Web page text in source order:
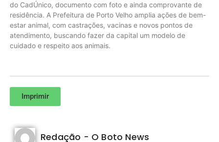
do CadÚnico, documento com foto e ainda comprovante de
residência. A Prefeitura de Porto Velho amplia ações de bem-
estar animal, com castrações, vacinas e novos pontos de
atendimento, buscando fazer da capital um modelo de
cuidado e respeito aos animais.
Imprimir
Redação - O Boto News